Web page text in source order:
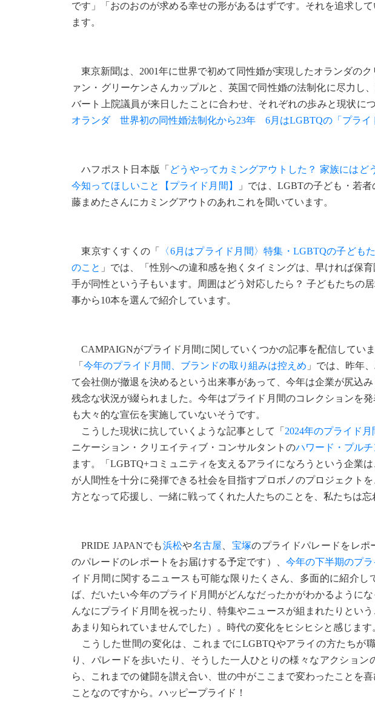
です」「おのおのが求める幸せの形があるはずです。それを追求し
ます。
東京新聞は、2001年に世界で初めて同性婚が実現したオランダの
ァン・グリーケンさんカップルと、英国で同性婚の法制化に尽力し
バート上院議員が来日したことに合わせ、それぞれの歩みと現状に
オランダ 世界初の同性婚法制化から23年 6月はLGBTQの「プライ
ハフポスト日本版「 どうやってカミングアウトした？ 家族には
今知ってほしいこと【プライド月間】
」では、LGBTの子ども・若
藤まめたさんにカミングアウトのあれこれを聞いています。
東京すくすくの「
〈6月はプライド月間〉特集・LGBTQの子ど
のこと 」では、「性別への違和感を抱くタイミングは、早ければ保
手が同性という子もいます。周囲はどう対応したら？ 子どもたちの
事から10本を選んで紹介しています。
CAMPAIGNがプライド月間に関していくつかの記事を配信してい
「 今年のプライド月間、ブランドの取り組みは控えめ 」では、昨年
て会社側が撤退を決めるという出来事があって、今年は企業が尻込
残念な状況が綴られました。今年はプライド月間のコレクションを
も大々的な宣伝を実施していないそうです。
こうした現状に抗していくような記事として「 2024年のプライド
ニケーション・クリエイティブ・コンサルタントのハワード・プル
ます。「LGBTQ+コミュニティを支えるアライになろうという企業
が人間性を十分に発揮できる社会を目指すプロボノのプロジェクト
方となって応援し、一緒に戦ってくれた人たちのことを、私たちは忘
PRIDE JAPANでも浜松や名古屋 宝塚のプライドパレードをレポ
のパレードのレポートをお届けする予定です）、 今年の下半期のプ
イド月間に関するニュースも可能な限りたくさん、多面的に紹介
ば、だいたい今年のプライド月間がどんなだったかがわかるように
んなにプライド月間を祝ったり、特集やニュースが組まれたりとい
あまり知られていませんでした）。時代の変化をヒシヒシと感じます
こうした世間の変化は、これまでにLGBTQやアライの方たちが
り、パレードを歩いたり、そうした一人ひとりの様々なアクショ
ら、これまでの健闘を讃え合い、世の中がここまで変わったことを
ことなのですから。ハッピープライド！